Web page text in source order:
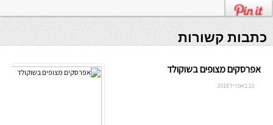
כתבות קשורות
אפרסקים מצופים בשוקולד
22 באפריל 2018